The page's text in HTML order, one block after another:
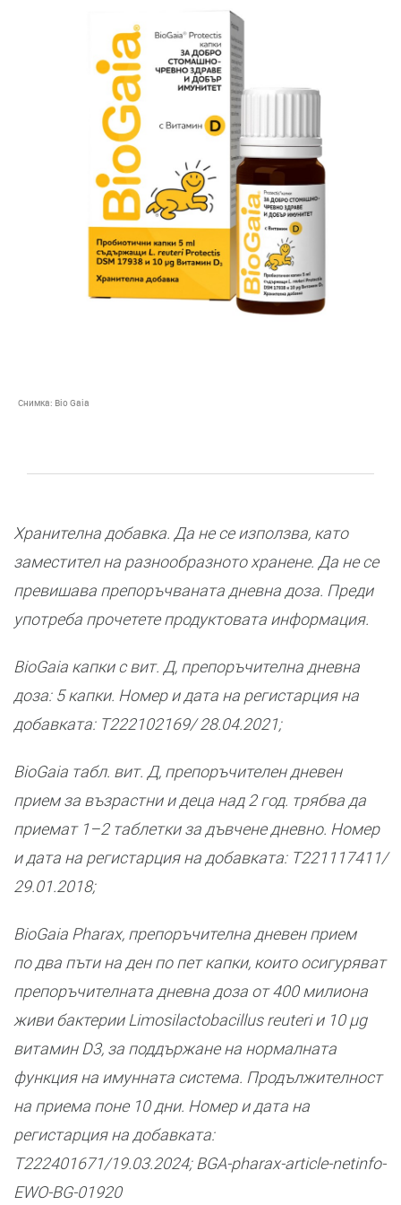
Снимка: Bio Gaia
Хранителна добавка. Да не се използва, като
заместител на разнообразното хранене. Да не се
превишава препоръчваната дневна доза. Преди
употреба прочетете продуктовата информация.
BioGaia капки с вит. Д, препоръчителна дневна
доза: 5 капки. Номер и дата на регистарция на
добавката: Т222102169/ 28.04.2021;
BioGaia табл. вит. Д, препоръчителен дневен
прием за възрастни и деца над 2 год. трябва да
приемат 1–2 таблетки за дъвчене дневно. Номер
и дата на регистарция на добавката: Т221117411/
29.01.2018;
BioGaia Pharax, препоръчителна дневен прием
по два пъти на ден по пет капки, които осигуряват
препоръчителната дневна доза от 400 милиона
живи бактерии Limosilactobacillus reuteri и 10 µg
витамин D3, за поддържане на нормалната
функция на имунната система. Продължителност
на приема поне 10 дни. Номер и дата на
регистарция на добавката:
Т222401671/19.03.2024; BGA-pharax-article-netinfo-
EWO-BG-01920